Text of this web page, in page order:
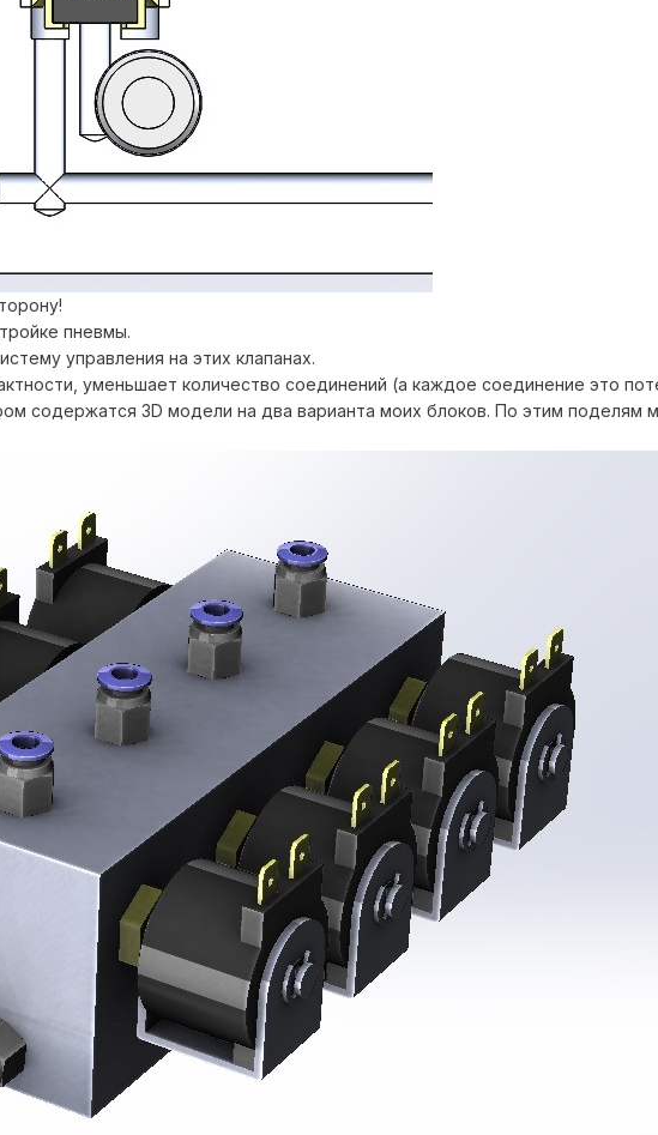
пневмы.
управления на этих клапанах.
уменьшает количество соединений (а каждое соединение это
содержатся 3D модели на два варианта моих блоков. По этим